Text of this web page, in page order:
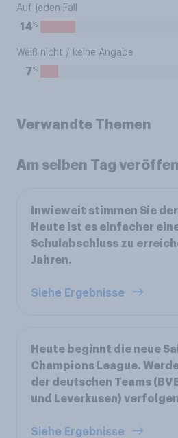
Auf jeden Fall
14%
Weiß nicht / keine Angabe
7%
Verwandte Themen
Am selben Tag
Inwieweit stimmen Sie
Heute ist es einfacher
Schulabschluss zu
Jahren.
Siehe Ergebnisse
Heute beginnt die neue
Champions League.
der deutschen Teams
und Leverkusen)
Siehe Ergebnisse